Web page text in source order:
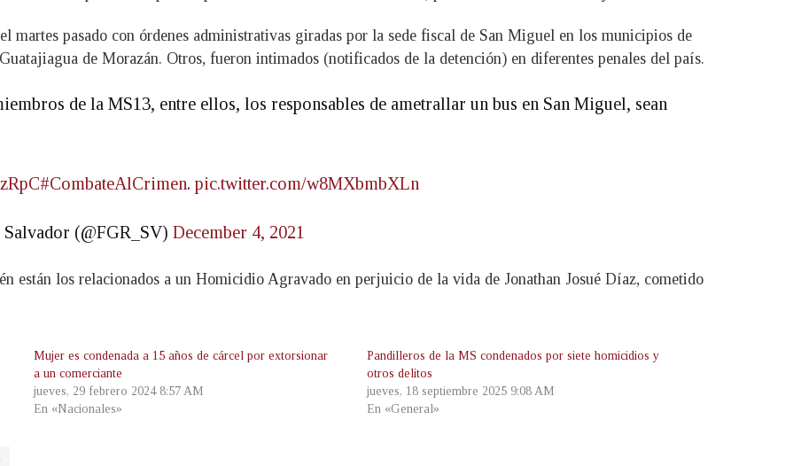
martes pasado con órdenes administrativas giradas por la sede fiscal de San Miguel en los municipios de
de Morazán. Otros, fueron intimados (notificados de la detención) en diferentes penales del país.
de la MS13, entre ellos, los responsables de ametrallar un bus en San Miguel, sean
#CombateAlCrimen. pic.twitter.com/w8MXbmbXLn
(@FGR_SV) December 4, 2021
están los relacionados a un Homicidio Agravado en perjuicio de la vida de Jonathan Josué Díaz, cometido
Mujer es condenada a 15 años de cárcel por extorsionar
a un comerciante
jueves, 29 febrero 2024 8:57 AM
En «Nacionales»
Pandilleros de la MS condenados por siete homicidios y
otros delitos
jueves, 18 septiembre 2025 9:08 AM
En «General»